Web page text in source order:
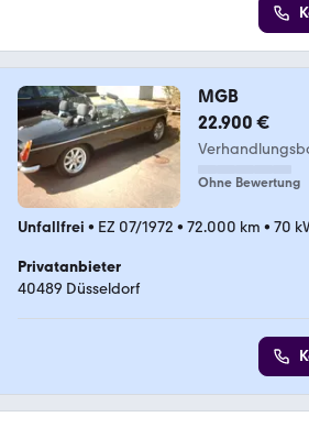
MGB
22.900 €
Ohne Bewertung
Unfallfrei • EZ 07/1972 • 72.000 km • 70
Privatanbieter
40489 Düsseldorf